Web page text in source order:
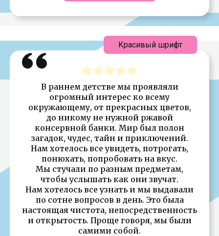
В раннем детстве мы проявляли
огромный интерес ко всему
окружающему, от прекрасных цветов,
до никому не нужной ржавой
консервной банки. Мир был полон
загадок, чудес, тайн и приключений.
Нам хотелось все увидеть, потрогать,
понюхать, попробовать на вкус.
Мы стучали по разным предметам,
чтобы услышать как они звучат.
Нам хотелось все узнать и мы выдавали
по сотне вопросов в день. Это была
настоящая чистота, непосредственность
и открытость. Проще говоря, мы были
самими собой.
Красивый шрифт